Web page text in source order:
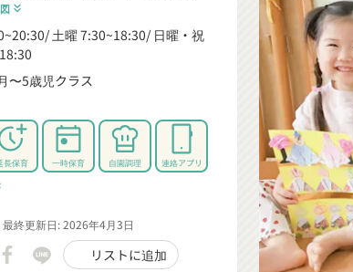
keyboard_double_arrow_down
土曜 7:30~18:30 日曜・祝
〜5歳児クラス
長保育 一時保育 自園調理 連絡アプリ
最終更新日: 2026年4月3日
リストに追加